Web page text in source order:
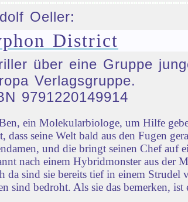
Oeller:
District
über eine Gruppe
Verlagsgruppe.
9791220149914
ein Molekularbiologe, um Hilfe
dass seine Welt bald aus den Fugen
und die bringt seinen Chef auf
nach einem Hybridmonster aus der
da sind sie bereits tief in einem
sind bedroht. Als sie das bemerken, ist